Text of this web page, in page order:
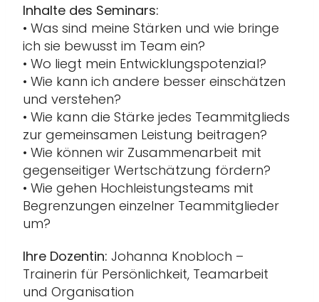
Inhalte des Seminars:
• Was sind meine Stärken und wie bringe
ich sie bewusst im Team ein?
• Wo liegt mein Entwicklungspotenzial?
• Wie kann ich andere besser einschätzen
und verstehen?
• Wie kann die Stärke jedes Teammitglieds
zur gemeinsamen Leistung beitragen?
• Wie können wir Zusammenarbeit mit
gegenseitiger Wertschätzung fördern?
• Wie gehen Hochleistungsteams mit
Begrenzungen einzelner Teammitglieder
um?
Ihre Dozentin: Johanna Knobloch –
Trainerin für Persönlichkeit, Teamarbeit
und Organisation